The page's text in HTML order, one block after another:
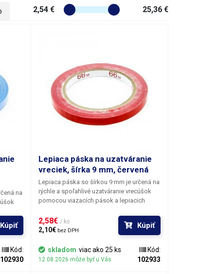
2,54 € 25,36 €
na
Kúpiť
Kód:
102930
Lepiaca páska na uzatváranie
vreciek, šírka 9 mm, červená
Lepiaca páska so šírkou 9 mm je určená na
rýchle a spoľahlivé uzatváranie vrecúšok
pomocou viazacích pások a lepiacich
potravín, v maloobchode a v priemysle.
Páska je vyrobená z kvalitného PVC
materiálu, ktorý poskytuje dobrú pevnosť,
pružnosť a priľnavosť. Vďaka tomu pevne
drží na rôznych typoch obalových
materiálov a zároveň sa ľahko aplikuje.
2,58€ / ks
2,10€ bez DPH
Kúpiť
skladom viac ako 25 ks
12.08.2026 môže byť u Vás
Kód:
102933